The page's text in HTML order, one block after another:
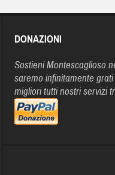
DONAZIONI
Sostieni
saremo infinitamente
migliori tutti nostri servizi